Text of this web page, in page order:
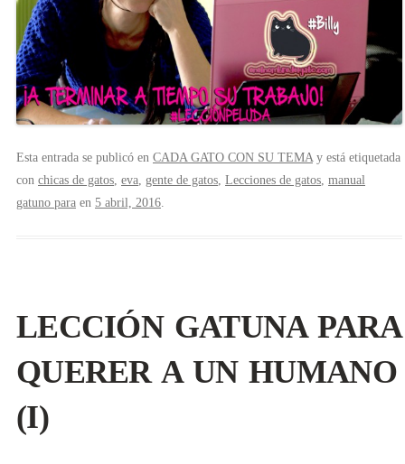
Esta entrada se publicó en CADA GATO CON SU TEMAy está etiquetada
con chicas de gatos, eva, gente de gatos, Lecciones de gatos, manual
gatuno para en 5 abril, 2016.
LECCIÓN GATUNA PARA
QUERER A UN HUMANO
(I)